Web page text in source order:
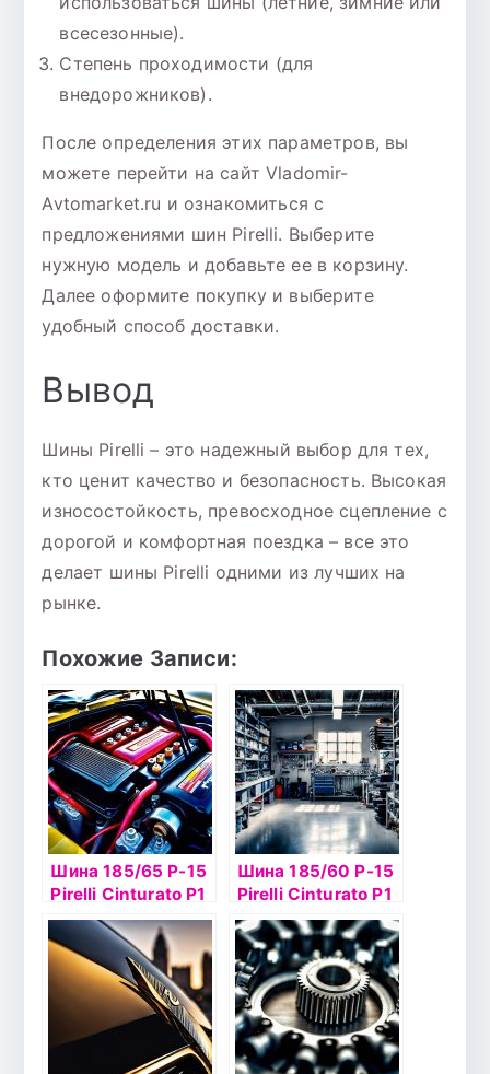
всесезонные).
Степень проходимости (для
внедорожников).
После определения этих параметров, вы
можете перейти на сайт Vladomir-
Avtomarket.ru и ознакомиться с
предложениями шин Pirelli. Выберите
нужную модель и добавьте ее в корзину.
Далее оформите покупку и выберите
удобный способ доставки.
Вывод
Шины Pirelli – это надежный выбор для тех,
кто ценит качество и безопасность. Высокая
износостойкость, превосходное сцепление с
дорогой и комфортная поездка – все это
делает шины Pirelli одними из лучших на
рынке.
Похожие Записи:
Шина 185/65 Р-15
Pirelli Cinturato P1
Verde 88H
Шина 185/60 Р-15
Pirelli Cinturato P1
Verde 84Т б/к